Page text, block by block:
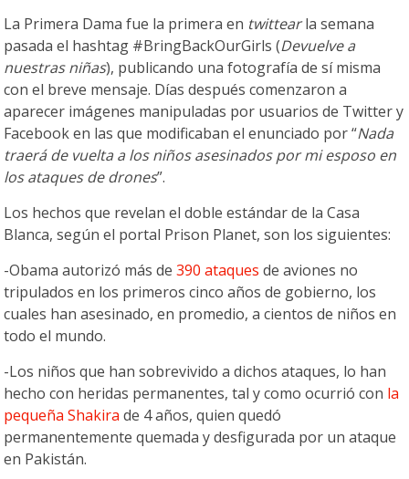
La Primera Dama fue la primera en twittearla semana
pasada el hashtag #BringBackOurGirls (Devuelve a
nuestras niñas), publicando una fotografía de sí misma
con el breve mensaje. Días después comenzaron a
aparecer imágenes manipuladas por usuarios de Twitter y
Facebook en las que modificaban el enunciado por “Nada
traerá de vuelta a los niños asesinados por mi esposo en
los ataques de drones”.
Los hechos que revelan el doble estándar de la Casa
Blanca, según el portal Prison Planet, son los siguientes:
-Obama autorizó más de390 ataques de aviones no
tripulados en los primeros cinco años de gobierno, los
cuales han asesinado, en promedio, a cientos de niños en
todo el mundo.
-Los niños que han sobrevivido a dichos ataques, lo han
hecho con heridas permanentes, tal y como ocurrió con la
pequeña Shakira de 4 años, quien quedó
permanentemente quemada y desfigurada por un ataque
en Pakistán.